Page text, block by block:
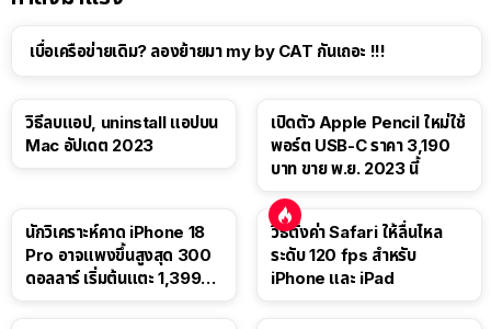
เบื่อเครือข่ายเดิม? ลองย้ายมา my by CAT กันเถอะ !!!
วิธีลบแอป, uninstall แอปบน
Mac อัปเดต 2023
เปิดตัว Apple Pencil ใหม่ใช้
พอร์ต USB-C ราคา 3,190
บาท ขาย พ.ย. 2023 นี้
นักวิเคราะห์คาด iPhone 18
Pro อาจแพงขึ้นสูงสุด 300
ดอลลาร์ เริ่มต้นแตะ 1,399
วิธีตั้งค่า Safari ให้ลื่นไหล
ระดับ 120 fps สำหรับ
iPhone และ iPad